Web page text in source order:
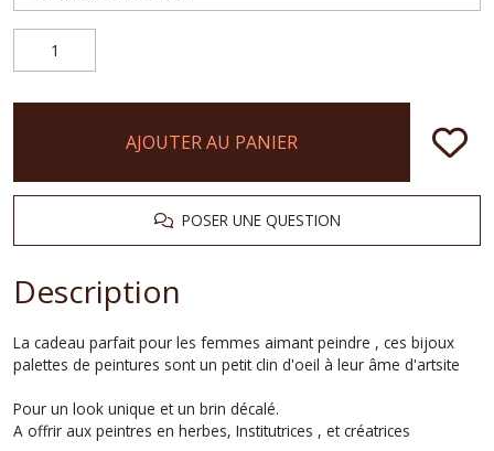
AJOUTER AU PANIER
POSER UNE QUESTION
Description
La cadeau parfait pour les femmes aimant peindre , ces bijoux
palettes de peintures sont un petit clin d'oeil à leur âme d'artsite
Pour un look unique et un brin décalé.
A offrir aux peintres en herbes, Institutrices , et créatrices